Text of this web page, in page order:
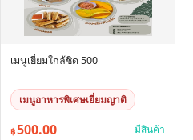
เมนูเยี่ยมใกล้ชิด 500
เมนูอาหารพิเศษเยี่ยมญาติ
฿500.00 มีสินค้า